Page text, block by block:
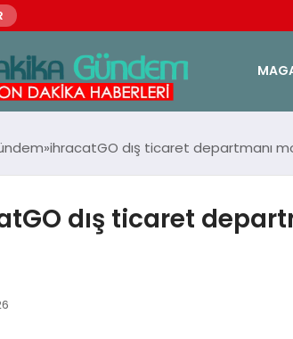
ihracatGO dış ticaret departmanı
dış ticaret